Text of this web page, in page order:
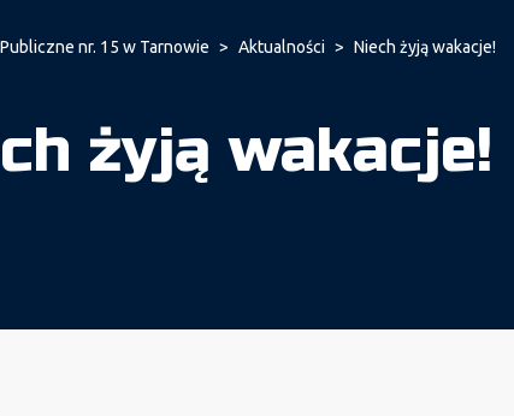
nr. 15 w Tarnowie > Aktualności > Niech żyją wakacje!
żyją wakacje!